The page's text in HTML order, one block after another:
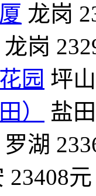
龙岗
龙岗
园 坪山
）
盐田
罗湖
23408元